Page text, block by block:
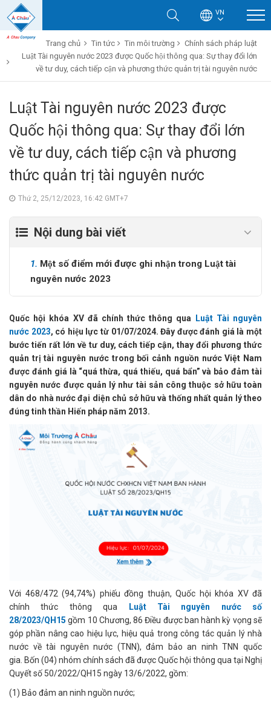
VN
Trang chủ Tin tức Tin môi trường
Chính sách pháp luật
Luật Tài nguyên nước 2023 được Quốc hội thông qua: Sự thay đổi lớn
về tư duy, cách tiếp cận và phương thức quản trị tài nguyên nước
Luật Tài nguyên nước 2023 được
Quốc hội thông qua: Sự thay đổi lớn
về tư duy, cách tiếp cận và phương
thức quản trị tài nguyên nước
Thứ 2, 25/12/2023, 16:42 GMT+7
Nội dung bài viết
1. Một số điểm mới được ghi nhận trong Luật tài
nguyên nước 2023
Quốc hội khóa XV đã chính thức thông qua
Luật Tài nguyên
nước 2023, có hiệu lực từ 01/07/2024. Đây được đánh giá là một
bước tiến rất lớn về tư duy, cách tiếp cận, thay đổi phương thức
quản trị tài nguyên nước trong bối cảnh nguồn nước Việt Nam
được đánh giá là “quá thừa, quá thiếu, quá bẩn” và bảo đảm tài
nguyên nước được quản lý như tài sản công thuộc sở hữu toàn
dân do nhà nước đại diện chủ sở hữu và thống nhất quản lý theo
đúng tinh thần Hiến pháp năm 2013.
Với 468/472 (94,74%) phiếu đồng thuận, Quốc hội khóa XV đã
chính thức thông qua Luật Tài nguyên nước số
28/2023/QH15 gồm 10 Chương, 86 Điều được ban hành kỳ vọng sẽ
góp phần nâng cao hiệu lực, hiệu quả trong công tác quản lý nhà
nước về tài nguyên nước (TNN), đảm bảo an ninh TNN quốc
gia. Bốn (04) nhóm chính sách đã được Quốc hội thông qua tại Nghị
Quyết số 50/2022/QH15 ngày 13/6/2022, gồm:
(1) Bảo đảm an ninh nguồn nước;